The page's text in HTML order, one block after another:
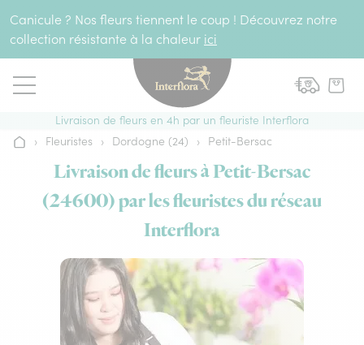
Canicule ? Nos fleurs tiennent le coup ! Découvrez notre
collection résistante à la chaleur ici
Livraison de fleurs en 4h par un fleuriste Interflora
Accueil
› Fleuristes › Dordogne (24) › Petit-Bersac
Livraison de fleurs à Petit-Bersac
(24600) par les fleuristes du réseau
Interflora